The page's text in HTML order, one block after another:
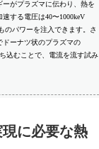
ーがプラズマに伝わり、熱を
する電圧は40〜1000keV
のパワーを注入できます。さ
ドーナツ状のプラズマの
込むことで、電流を流す試み
に必要な熱